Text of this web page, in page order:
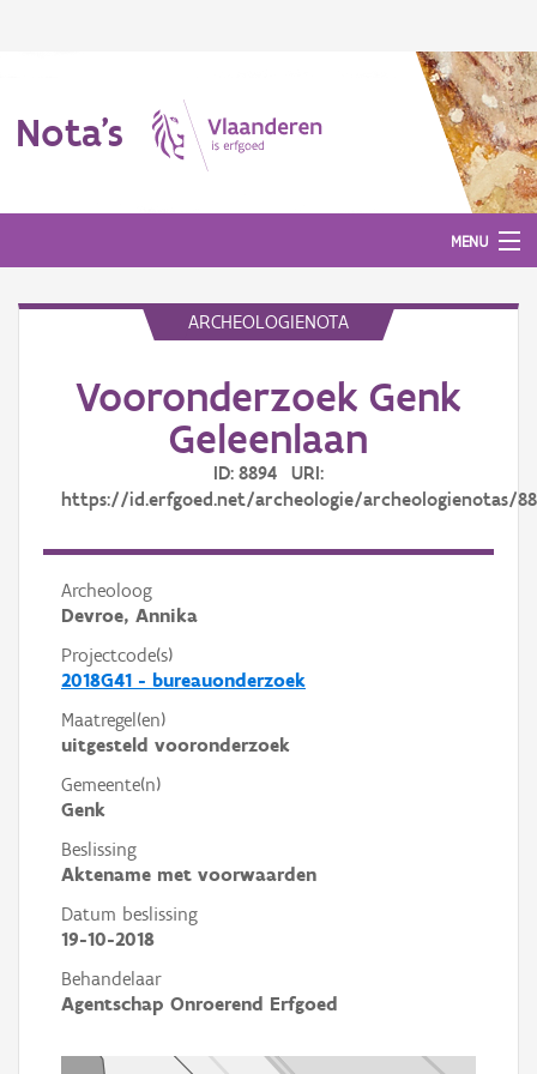
Nota's
MENU
Aanmelden
ARCHEOLOGIENOTA
Vooronderzoek Genk
Geleenlaan
ID: 8894 URI:
https://id.erfgoed.net/archeologie/archeologienotas/
Archeoloog
Devroe, Annika
Projectcode(s)
2018G41 - bureauonderzoek
Maatregel(en)
uitgesteld vooronderzoek
Gemeente(n)
Genk
Beslissing
Aktename met voorwaarden
Datum beslissing
19-10-2018
Behandelaar
Agentschap Onroerend Erfgoed